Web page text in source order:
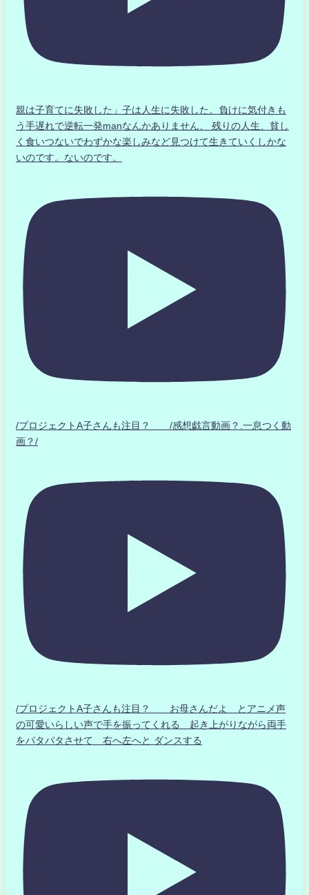
親は子育てに失敗した」子は人生に失敗した。負けに気付きも
う手遅れで逆転一発manなんかありません、 残りの人生、貧し
く食いつないでわずかな楽しみなど見つけて生きていくしかな
いのです。ないのです。
/プロジェクトA子さんも注目？ /感想戯言動画？.一息つく動
画？/
/プロジェクトA子さんも注目？ お母さんだよ とアニメ声
の可愛いらしい声で手を振ってくれる 起き上がりながら両手
をパタパタさせて 右へ左へと ダンスする